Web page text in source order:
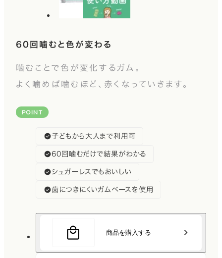
60回噛むと色が変わる
噛むことで色が変化するガム。
よく噛めば噛むほど、赤くなっていきます。
POINT
子どもから大人まで利用可
60回噛むだけで結果がわかる
シュガーレスでもおいしい
歯につきにくいガムベースを使用
商品を購入する